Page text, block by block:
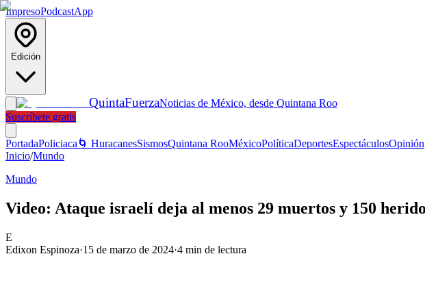
ImpresoPodcastApp
Edición
QuintaFuerzaNoticias de México, desde Quintana Roo
Suscríbete gratis
PortadaPoliciaca 🌀 HuracanesSismosQuintana RooMéxicoPolíticaDeportesEspectáculosOpinión
Inicio/Mundo
Mundo
Video: Ataque israelí deja al menos 29 muertos y 150
E
Edixon Espinoza·15 de marzo de 2024·4 min de lectura